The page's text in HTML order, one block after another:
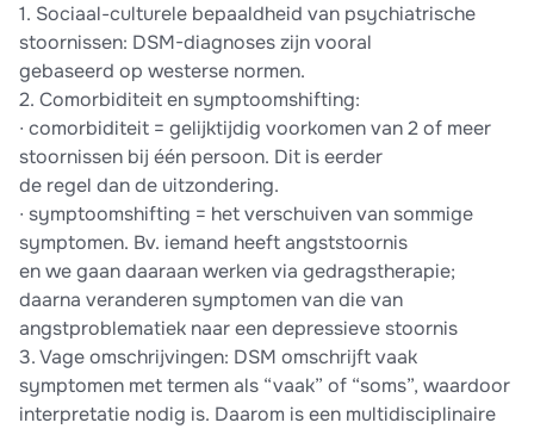
1. Sociaal-culturele bepaaldheid van psychiatrische
stoornissen: DSM-diagnoses zijn vooral
gebaseerd op westerse normen.
2. Comorbiditeit en symptoomshifting:
∙ comorbiditeit = gelijktijdig voorkomen van 2 of meer
stoornissen bij één persoon. Dit is eerder
de regel dan de uitzondering.
∙ symptoomshifting = het verschuiven van sommige
symptomen. Bv. iemand heeft angststoornis
en we gaan daaraan werken via gedragstherapie;
daarna veranderen symptomen van die van
angstproblematiek naar een depressieve stoornis
3. Vage omschrijvingen: DSM omschrijft vaak
symptomen met termen als “vaak” of “soms”, waardoor
interpretatie nodig is. Daarom is een multidisciplinaire